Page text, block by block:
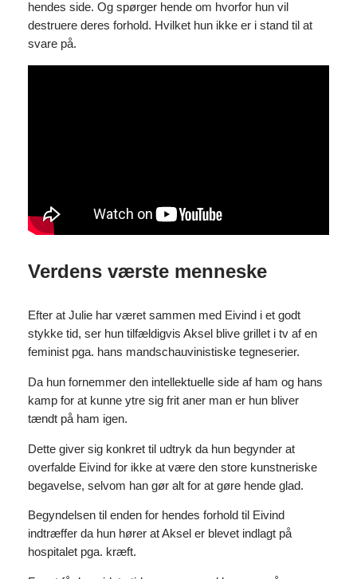
hendes side. Og spørger hende om hvorfor hun vil
destruere deres forhold. Hvilket hun ikke er i stand til at
svare på.
Verdens værste menneske
Efter at Julie har været sammen med Eivind i et godt
stykke tid, ser hun tilfældigvis Aksel blive grillet i tv af en
feminist pga. hans mandschauvinistiske tegneserier.
Da hun fornemmer den intellektuelle side af ham og hans
kamp for at kunne ytre sig frit aner man er hun bliver
tændt på ham igen.
Dette giver sig konkret til udtryk da hun begynder at
overfalde Eivind for ikke at være den store kunstneriske
begavelse, selvom han gør alt for at gøre hende glad.
Begyndelsen til enden for hendes forhold til Eivind
indtræffer da hun hører at Aksel er blevet indlagt på
hospitalet pga. kræft.